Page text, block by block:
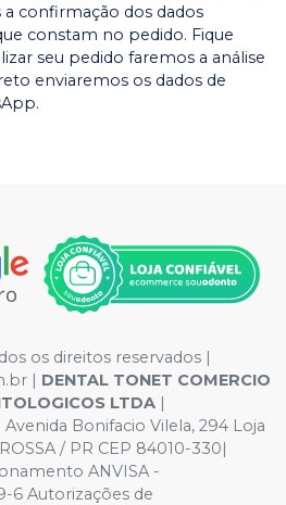
a confirmação dos dados
constam no pedido. Fique
seu pedido faremos a análise
enviaremos os dados de
os direitos reservados |
| DENTAL TONET COMERCIO
LTDA |
Avenida Bonifacio Vilela, 294 Loja
/ PR CEP 84010-330|
ANVISA -
6 Autorizações de